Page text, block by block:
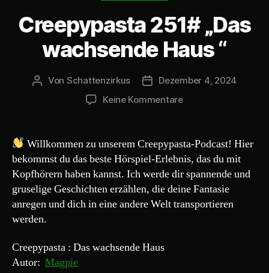
Creepypasta 251# „Das
wachsende Haus “
Beitragsautor
Von Schattenzirkus Beitragsdatum
Dezember 4, 2024
Keine Kommentarezu
„Das
Haus
“
Willkommen zu unserem Creepypasta-Podcast! Hier
bekommst du das beste Hörspiel-Erlebnis, das du mit
Kopfhörern haben kannst. Ich werde dir spannende und
gruselige Geschichten erzählen, die deine Fantasie
anregen und dich in eine andere Welt transportieren
werden.
Creepypasta : Das wachsende Haus
Autor: Magpie